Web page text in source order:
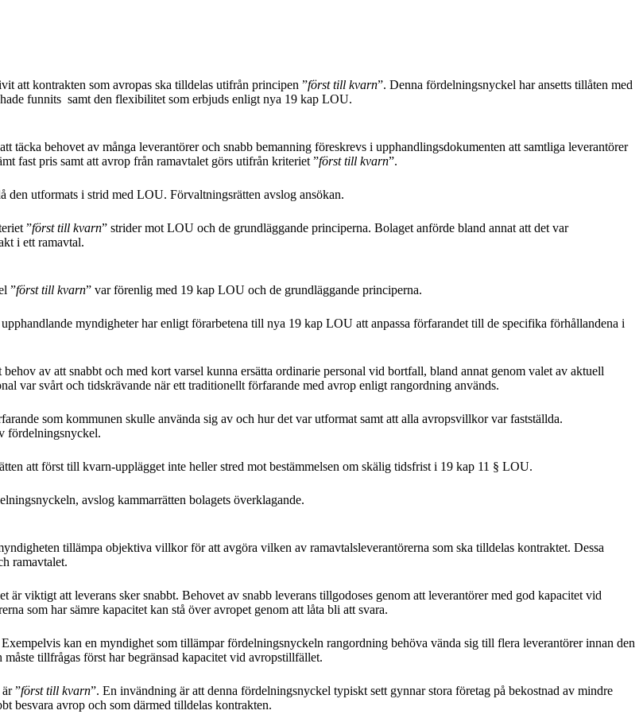
att kontrakten som avropas ska tilldelas utifrån principen ”först till kvarn”. Denna fördelningsnyckel har ansetts tillåten med
funnits samt den flexibilitet som erbjuds enligt nya 19 kap LOU.
behovet av många leverantörer och snabb bemanning föreskrevs i upphandlingsdokumenten att samtliga leverantörer
fast pris samt att avrop från ramavtalet görs utifrån kriteriet ”först till kvarn”.
utformats i strid med LOU. Förvaltningsrätten avslog ansökan.
”först till kvarn” strider mot LOU och de grundläggande principerna. Bolaget anförde bland annat att det var
i ett ramavtal.
”först till kvarn” var förenlig med 19 kap LOU och de grundläggande principerna.
myndigheter har enligt förarbetena till nya 19 kap LOU att anpassa förfarandet till de specifika förhållandena i
av att snabbt och med kort varsel kunna ersätta ordinarie personal vid bortfall, bland annat genom valet av aktuell
var svårt och tidskrävande när ett traditionellt förfarande med avrop enligt rangordning används.
som kommunen skulle använda sig av och hur det var utformat samt att alla avropsvillkor var fastställda.
fördelningsnyckel.
att först till kvarn-upplägget inte heller stred mot bestämmelsen om skälig tidsfrist i 19 kap 11 § LOU.
avslog kammarrätten bolagets överklagande.
tillämpa objektiva villkor för att avgöra vilken av ramavtalsleverantörerna som ska tilldelas kontraktet. Dessa
ramavtalet.
är viktigt att leverans sker snabbt. Behovet av snabb leverans tillgodoses genom att leverantörer med god kapacitet vid
som har sämre kapacitet kan stå över avropet genom att låta bli att svara.
kan en myndighet som tillämpar fördelningsnyckeln rangordning behöva vända sig till flera leverantörer innan den
tillfrågas först har begränsad kapacitet vid avropstillfället.
”först till kvarn”. En invändning är att denna fördelningsnyckel typiskt sett gynnar stora företag på bekostnad av mindre
besvara avrop och som därmed tilldelas kontrakten.